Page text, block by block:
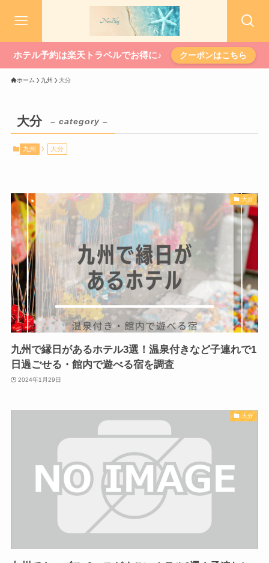
ホテル予約は楽天トラベルでお得に♪ クーポンはこちら
ホーム 九州 大分
大分 – category –
九州 大分
大分
九州で縁日があるホテル3選！温泉付きなど子連れで1
日過ごせる・館内で遊べる宿を調査
2024年1月29日
大分